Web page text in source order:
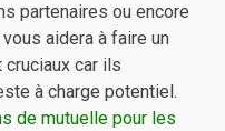
partenaires ou encore
aidera à faire un
car ils
à charge potentiel.
de mutuelle pour les